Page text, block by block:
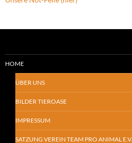
HOME
ÜBER UNS
BILDER TIEROASE
IMPRESSUM
SATZUNG VEREIN TEAM PRO ANIMAL E.V.